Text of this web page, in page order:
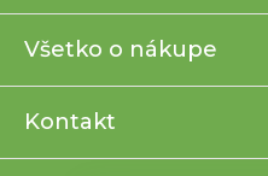
p
t
Všetko o nákupe
Kontakt